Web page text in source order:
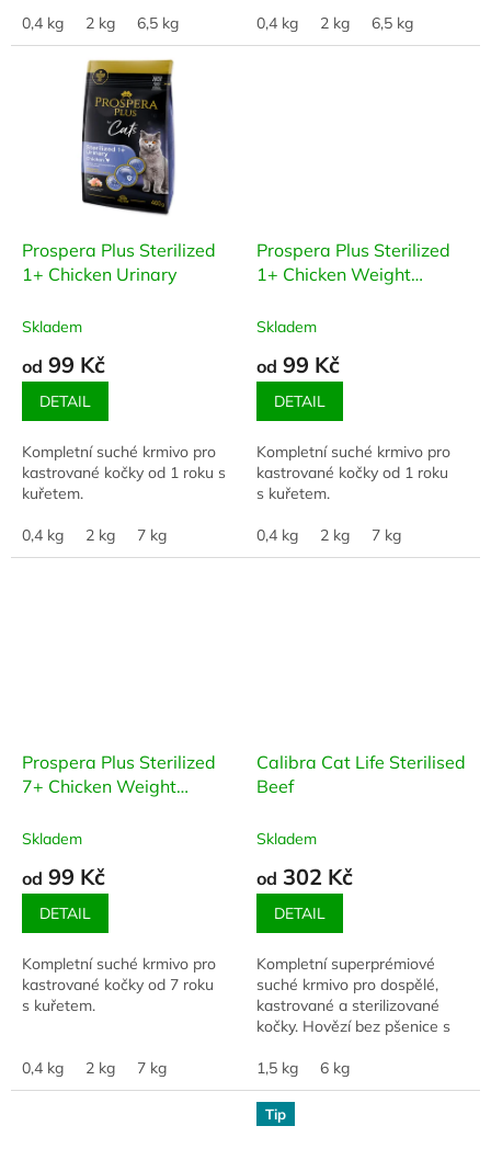
0,4 kg 2 kg 6,5 kg 0,4 kg 2 kg 6,5 kg
Prospera Plus Sterilized
1+ Chicken Urinary
Skladem
od 99 Kč
DETAIL
Kompletní suché krmivo pro
kastrované kočky od 1 roku s
kuřetem.
0,4 kg 2 kg 7 kg
Prospera Plus Sterilized
1+ Chicken Weight
Skladem
od 99 Kč
DETAIL
Kompletní suché krmivo pro
kastrované kočky od 1 roku
s kuřetem.
0,4 kg 2 kg 7 kg
Prospera Plus Sterilized
7+ Chicken Weight
Skladem
od 99 Kč
DETAIL
Kompletní suché krmivo pro
kastrované kočky od 7 roku
s kuřetem.
0,4 kg 2 kg 7 kg
Calibra Cat Life Sterilised
Beef
Skladem
od 302 Kč
DETAIL
Kompletní superprémiové
suché krmivo pro dospělé,
kastrované a sterilizované
kočky. Hovězí bez pšenice s
včetně čerstvého pro
výraznou chutnost
1,5 kg 6 kg
Tip